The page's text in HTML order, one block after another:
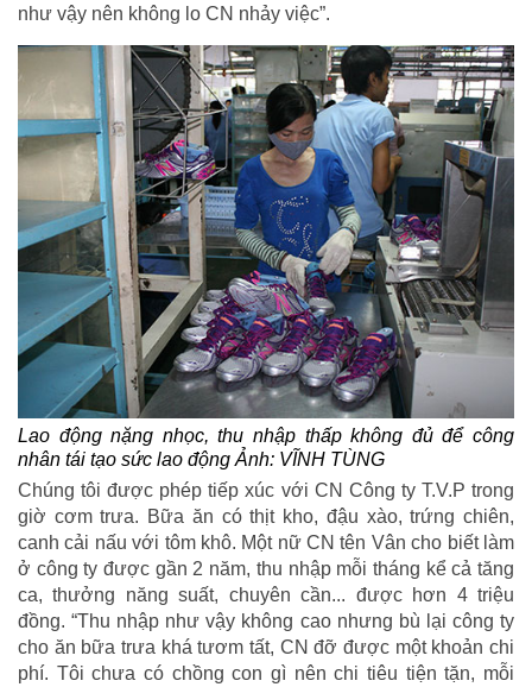
như vậy nên không lo CN nhảy việc”.
Lao động nặng nhọc, thu nhập thấp không đủ để công
nhân tái tạo sức lao động Ảnh: VĨNH TÙNG
Chúng tôi được phép tiếp xúc với CN Công ty T.V.P trong
giờ cơm trưa. Bữa ăn có thịt kho, đậu xào, trứng chiên,
canh cải nấu với tôm khô. Một nữ CN tên Vân cho biết làm
ở công ty được gần 2 năm, thu nhập mỗi tháng kể cả tăng
ca, thưởng năng suất, chuyên cần... được hơn 4 triệu
đồng. “Thu nhập như vậy không cao nhưng bù lại công ty
cho ăn bữa trưa khá tươm tất, CN đỡ được một khoản chi
phí. Tôi chưa có chồng con gì nên chi tiêu tiện tặn, mỗi